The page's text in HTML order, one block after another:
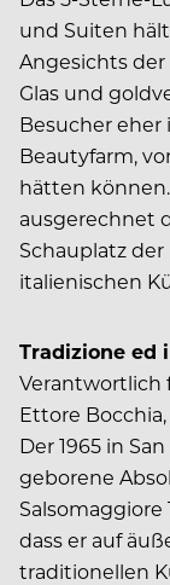
und Suiten
Angesichts
Glas und
Besucher eher
Beautyfarm,
hätten
ausgerechnet
Schauplatz
italienischen
Tradizione ed
Verantwortlich
Ettore
Der 1965 in
geborene
dass er auf
traditionellen